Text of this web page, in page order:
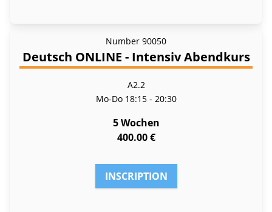
Number 90050
Deutsch ONLINE - Intensiv Abendkurs
A2.2
Mo-Do 18:15 - 20:30
5 Wochen
400.00 €
INSCRIPTION